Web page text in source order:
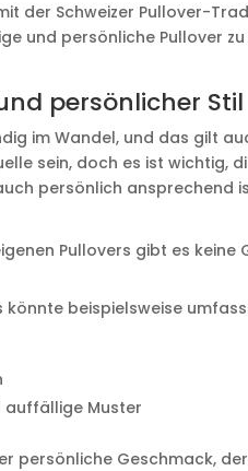
der Schweizer Pullover-
und persönliche Pullover
persönlicher Stil
im Wandel, und das gilt
sein, doch es ist wichtig,
persönlich ansprechend
Pullovers gibt es keine
könnte beispielsweise
auffällige Muster
persönliche Geschmack,